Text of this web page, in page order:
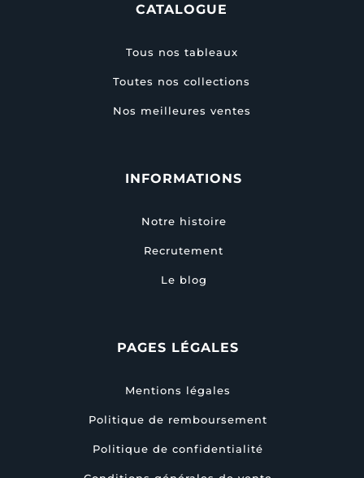
CATALOGUE
Tous nos tableaux
Toutes nos collections
Nos meilleures ventes
INFORMATIONS
Notre histoire
Recrutement
Le blog
PAGES LÉGALES
Mentions légales
Politique de remboursement
Politique de confidentialité